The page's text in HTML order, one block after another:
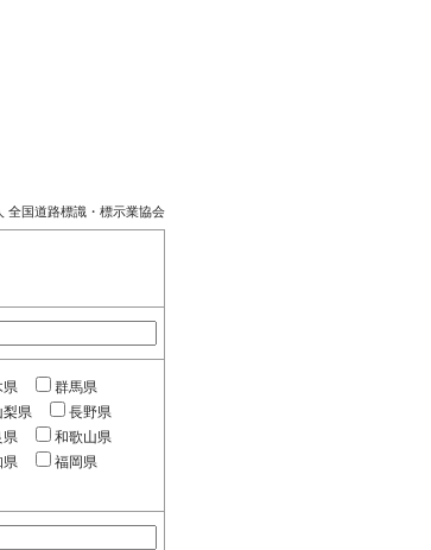
全国道路標識・標示業協会
県
群馬県
梨県
長野県
県
和歌山県
県
福岡県